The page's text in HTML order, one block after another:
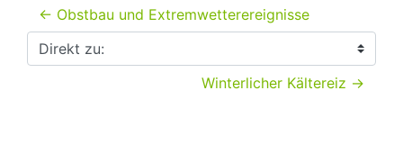
← Obstbau und Extremwetterereignisse
Direkt zu:
Winterlicher Kältereiz →